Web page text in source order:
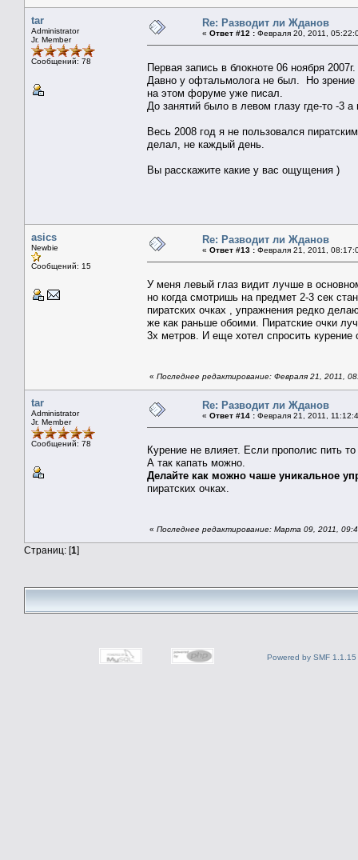
tar
Administrator
Jr. Member
Сообщений: 78
Re: Разводит ли Жданов
« Ответ #12 : Февраля 20, 2011,
Первая запись в блокноте 06 ноября 2007г.
Давно у офтальмолога не был. Но зрение
на этом форуме уже писал.
До занятий было в левом глазу где-то -3 а
Весь 2008 год я не пользовался
делал, не каждый день.
Вы расскажите какие у вас ощущения )
asics
Newbie
Сообщений: 15
Re: Разводит ли Жданов
« Ответ #13 : Февраля 21, 2011,
У меня левый глаз видит лучше в
но когда смотришь на предмет 2-3 сек
пиратских очках , упражнения редко
же как раньше обоими. Пиратские очки
3х метров. И еще хотел спросить
« Последнее редактирование: Февраля 21, 2011,
tar
Administrator
Jr. Member
Сообщений: 78
Re: Разводит ли Жданов
« Ответ #14 : Февраля 21, 2011,
Курение не влияет. Если прополис пить
А так капать можно.
Делайте как можно чаше уникальное
пиратских очках.
« Последнее редактирование: Марта 09, 2011,
Страниц: [1]
Powered by SMF 1.1.15